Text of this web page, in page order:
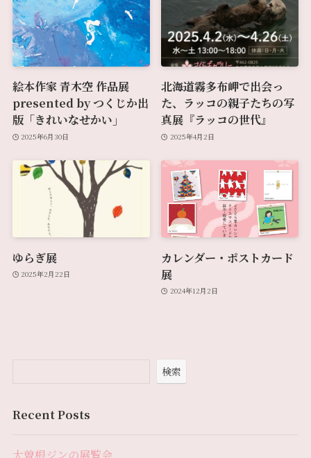
絵本作家 青木空 作品展
presented by つくじか出
版「きれいなせかい」
2025年6月30日
北海道霧多布岬で出会っ
た、ラッコの親子たちの写
真展『ラッコの世代』
2025年4月2日
ゆらぎ展
2025年2月22日
カレンダー・ポストカード
展
2024年12月2日
検索
Recent Posts